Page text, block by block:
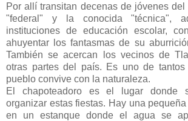
Por allí transitan decenas de jóvenes
"federal" y la conocida "técnica",
instituciones de educación escolar,
ahuyentar los fantasmas de su
También se acercan los vecinos de
otras partes del país. Es uno de tantos
pueblo convive con la naturaleza.
El chapoteadoro es el lugar donde
organizar estas fiestas. Hay una
en un estanque donde el agua se